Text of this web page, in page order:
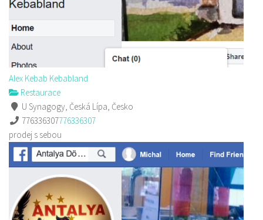
Alex Kebab Kebabland
Restaurace
U Synagogy, Česká Lípa, Česko
776336307776336307
prodej s sebou